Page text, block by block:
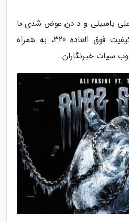
علی یاسینی و د دن عوض شدی با
امکان پخش آنلاین با کیفیت فوق العاده 320، به همراه
سیات خبرنگاران .